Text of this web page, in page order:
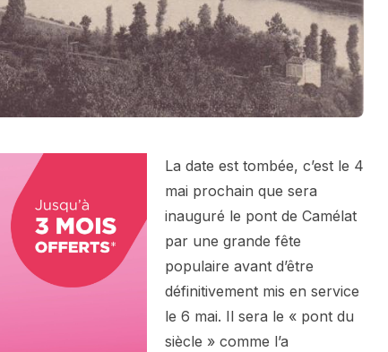
La date est tombée, c’est le 4
mai prochain que sera
inauguré le pont de Camélat
par une grande fête
populaire avant d’être
définitivement mis en service
le 6 mai. Il sera le « pont du
siècle » comme l’a